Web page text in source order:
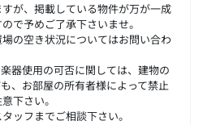
が、掲載している物件が万が一成
で予めご了承下さいませ。
の空き状況についてはお問い合わ
器使用の可否に関しては、建物の
、お部屋の所有者様によって禁止
下さい。
ッフまでご相談下さい。